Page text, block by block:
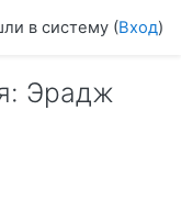
в систему (Вход)
Эрадж